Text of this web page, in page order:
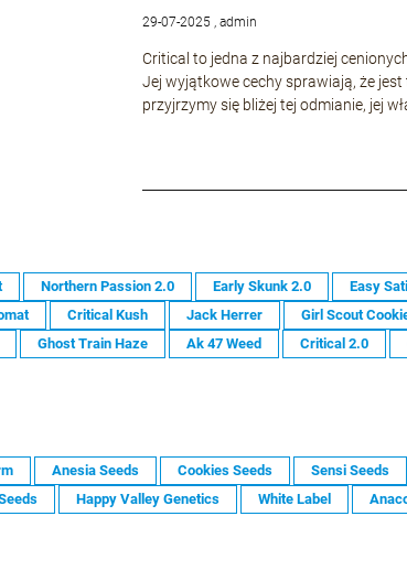
29-07-2025 , admin
Critical to jedna z najbardziej
Jej wyjątkowe cechy sprawiają, że
przyjrzymy się bliżej tej odmianie, jej
Northern Passion 2.0 Early Skunk 2.0 Easy
Critical Kush Jack Herrer Girl Scout
Ghost Train Haze Ak 47 Weed Critical 2.0
Anesia Seeds Cookies Seeds Sensi Seeds
Happy Valley Genetics White Label